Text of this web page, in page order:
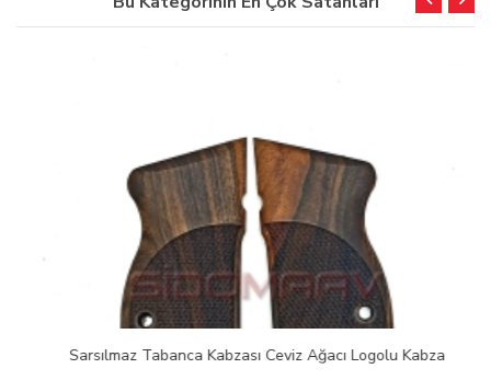
Sarsılmaz Tabanca Kabzası Ceviz Ağacı Logolu Kabza